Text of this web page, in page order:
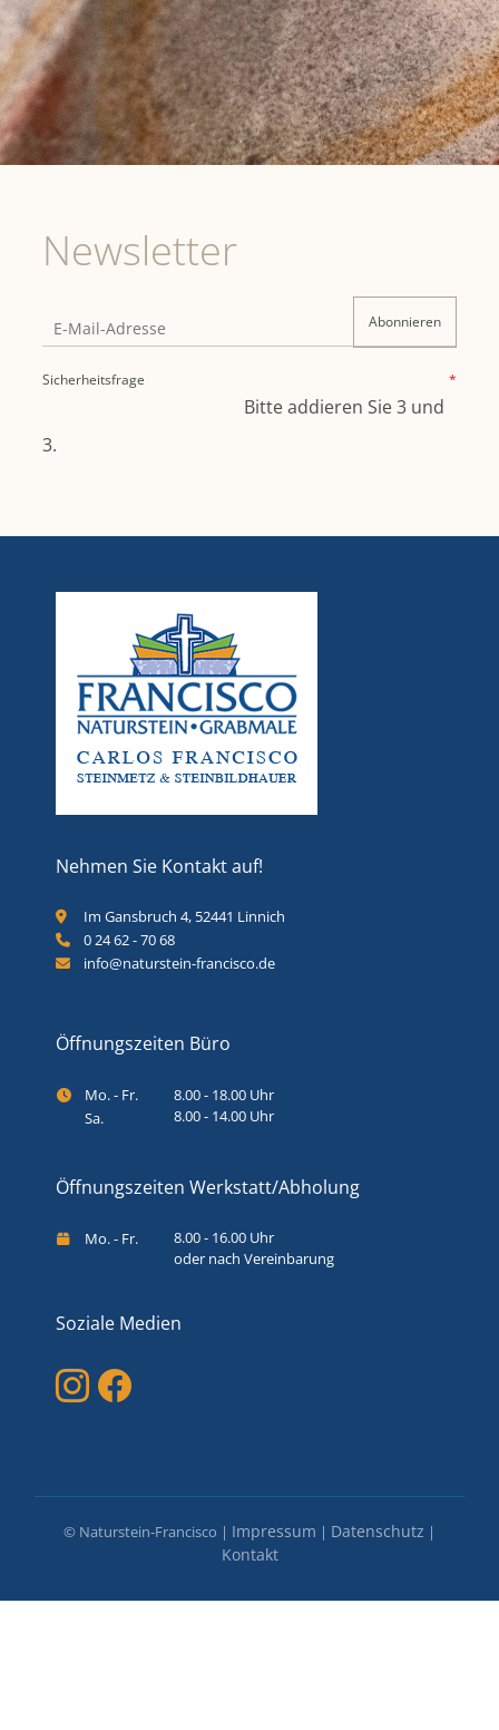
Newsletter
Sicherheitsfrage *
Bitte addieren Sie 3 und
3.
Abonnieren
Nehmen Sie Kontakt auf!
Im Gansbruch 4, 52441 Linnich
0 24 62 - 70 68
info@naturstein-francisco.de
Öffnungszeiten Büro
Mo. - Fr.
Sa.
8.00 - 18.00 Uhr
8.00 - 14.00 Uhr
Öffnungszeiten Werkstatt/Abholung
Mo. - Fr.
8.00 - 16.00 Uhr
oder nach Vereinbarung
Soziale Medien
© Naturstein-Francisco | Impressum | Datenschutz |
Kontakt